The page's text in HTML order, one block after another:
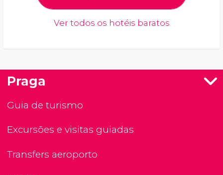
Ver todos os hotéis baratos
Praga
Guia de turismo
Excursões e visitas guiadas
Transfers aeroporto